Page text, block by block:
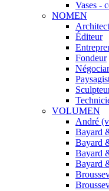
Vases -
NOMEN
Éditeur
Fondeur
VOLUMEN
André
Bayard
Bayard
Bayard
Bayard